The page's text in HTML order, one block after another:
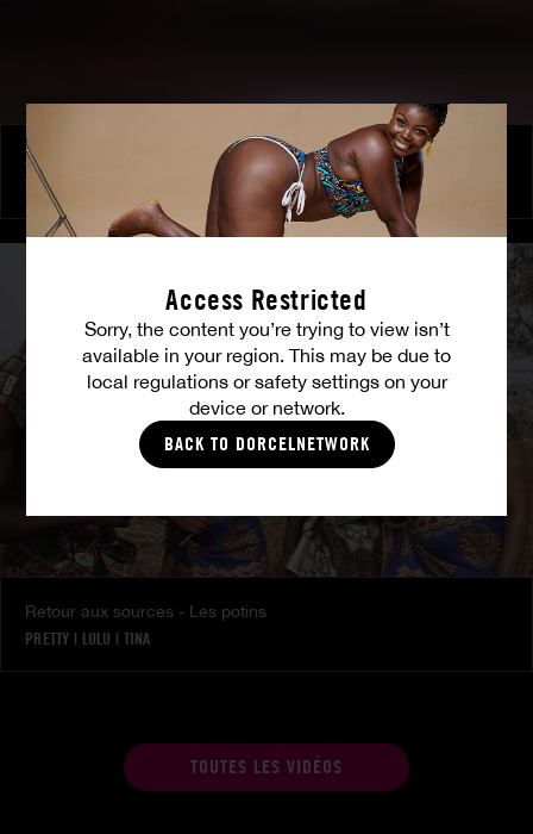
Access Restricted
Sorry, the content you’re trying to view isn’t
available in your region. This may be due to
local regulations or safety settings on your
device or network.
BACK TO DORCELNETWORK
Allo Police - L'entente
VANESSA B.
Retour aux sources - Les potins
PRETTY | LULU | TINA
TOUTES LES VIDÉOS